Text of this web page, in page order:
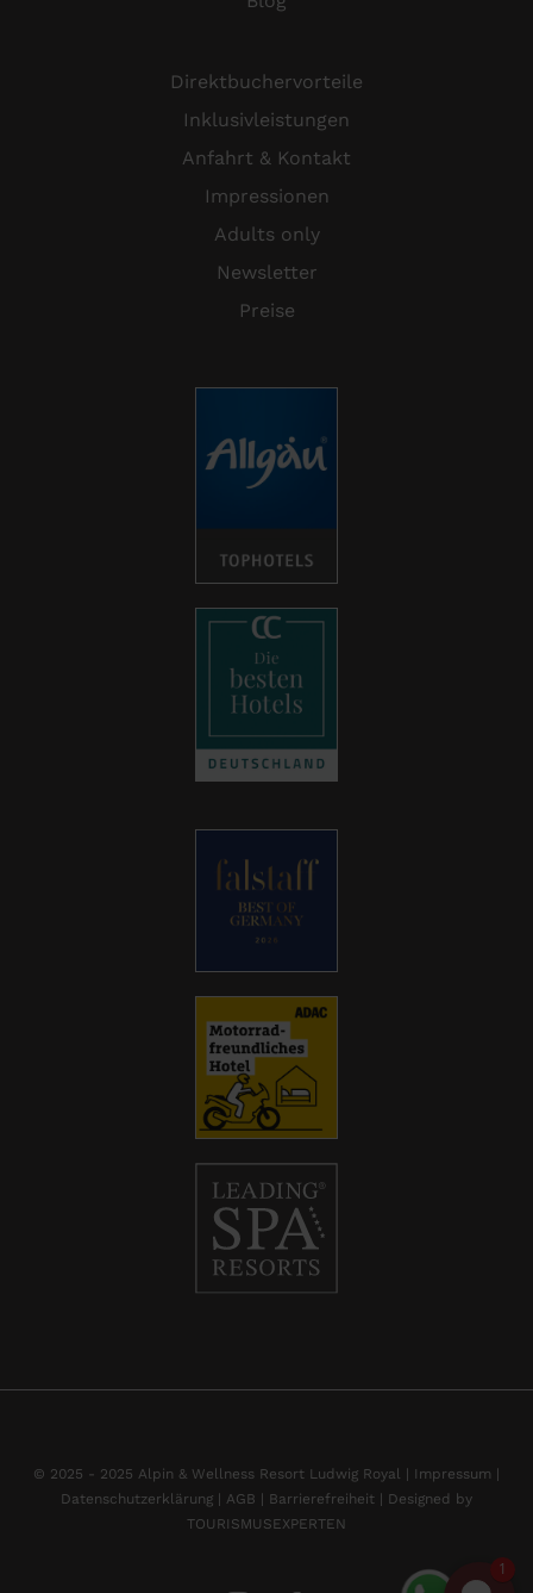
Direktbuchervorteile
Inklusivleistungen
Anfahrt & Kontakt
Impressionen
Adults only
Newsletter
Preise
© 2025 - 2025 Alpin & Wellness Resort Ludwig Royal | Impressum
Datenschutzerklärung | AGB | Barrierefreiheit | Designed by
TOURISMUSEXPERTEN
1